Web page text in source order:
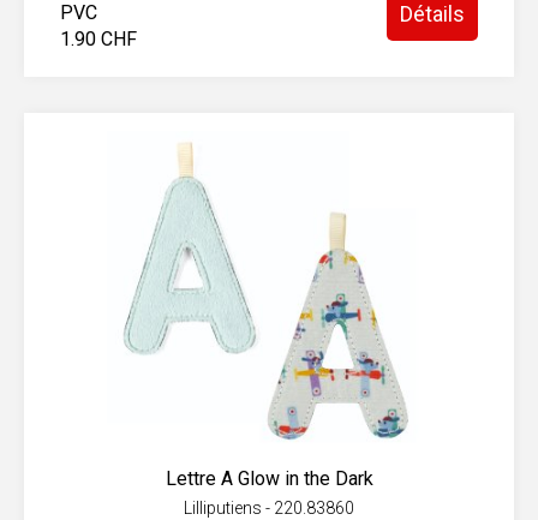
PVC
1.90 CHF
Détails
Lettre A Glow in the Dark
Lilliputiens - 220.83860